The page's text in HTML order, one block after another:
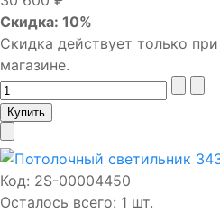
Скидка: 10%
Скидка действует только
магазине.
Код: 2S-00004450
Осталось всего: 1 шт.